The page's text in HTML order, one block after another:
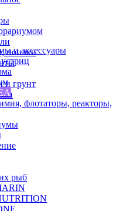
поилки
и грунт
и аксессуары
флотаторы, реакторы,
рыб